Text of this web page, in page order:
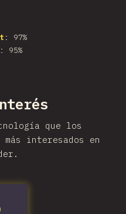
: 97%
: 95%
que los
interesados en